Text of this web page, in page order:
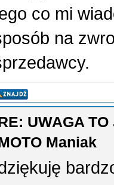
co mi
na
UWAGA
Maniak